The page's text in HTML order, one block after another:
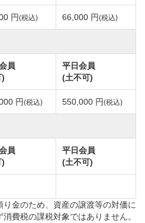
ゴルフ設計の第一人者、井
を代表する名匠です。
ー倶楽部東コースをはじめ
てきました。
天然のハザードとして取り
など自然地形を100％活かし
が織りなす林間コースで
モンドカットを施していま
円(税込) 66,000 円(税込)
員
)
平日会員
(土不可)
円(税込) 550,000 円(税込)
員
)
平日会員
(土不可)
金のため、資産の譲渡等の対価に
消費税の課税対象ではありません。